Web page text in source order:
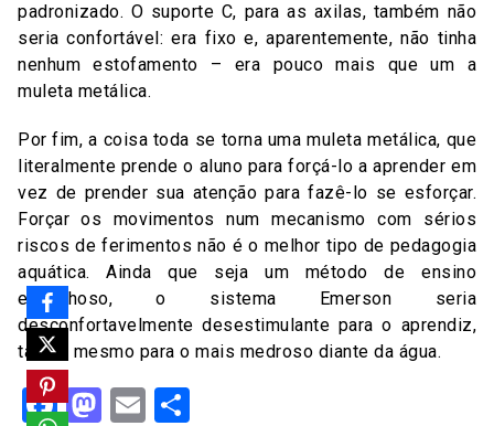
padronizado. O suporte C, para as axilas, também não
seria confortável: era fixo e, aparentemente, não tinha
nenhum estofamento – era pouco mais que um a
muleta metálica.
Por fim, a coisa toda se torna uma muleta metálica, que
literalmente prende o aluno para forçá-lo a aprender em
vez de prender sua atenção para fazê-lo se esforçar.
Forçar os movimentos num mecanismo com sérios
riscos de ferimentos não é o melhor tipo de pedagogia
aquática. Ainda que seja um método de ensino
engenhoso, o sistema Emerson seria
desconfortavelmente desestimulante para o aprendiz,
talvez mesmo para o mais medroso diante da água.
Facebook
Mastodon
Email